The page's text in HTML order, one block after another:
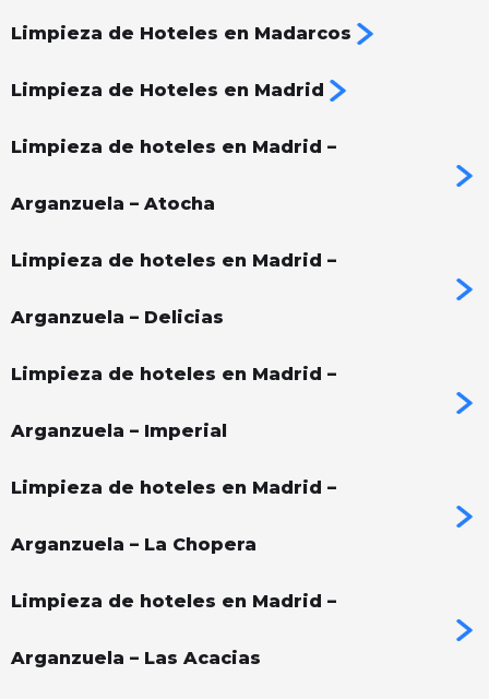
Limpieza de Hoteles en Madarcos
Limpieza de Hoteles en Madrid
Limpieza de hoteles en Madrid –
Arganzuela – Atocha
Limpieza de hoteles en Madrid –
Arganzuela – Delicias
Limpieza de hoteles en Madrid –
Arganzuela – Imperial
Limpieza de hoteles en Madrid –
Arganzuela – La Chopera
Limpieza de hoteles en Madrid –
Arganzuela – Las Acacias